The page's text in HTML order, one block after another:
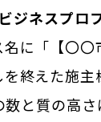
ジネスプロ
名に「【〇
終えた施
数と質の高